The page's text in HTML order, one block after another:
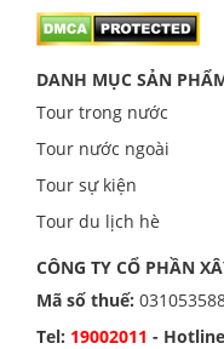
DANH MỤC SẢN
Tour trong nước
Tour nước ngoài
Tour sự kiện
Tour du lịch hè
CÔNG TY CỔ PHẦN
Mã số thuế:
Tel: 19002011 -